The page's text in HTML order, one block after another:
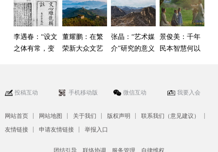
李遇春：“设文
之体有常，变
董耀鹏：在繁
荣新大众文艺
张晶：“艺术媒
介”研究的意义
景俊美：千年
民本智慧何以
投稿互动 手机移动版 微信互动 我要入会
网站首页 | 网站地图 | 关于我们 | 版权声明 | 联系我们（意见建议） |
友情链接 | 申请友情链接 | 举报入口
团结引导、联络协调、服务管理、自律维权